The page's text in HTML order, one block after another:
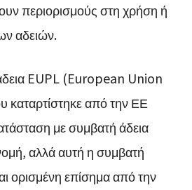
περιορισμούς στη χρήση ή
αδειών.
EUPL (European Union
από την ΕΕ
με συμβατή άδεια
αλλά αυτή η συμβατή
ορισμένη επίσημα από την